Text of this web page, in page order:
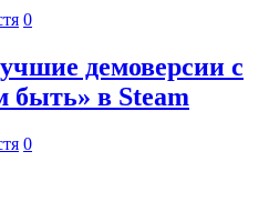
0
демоверсии с
быть» в Steam
0